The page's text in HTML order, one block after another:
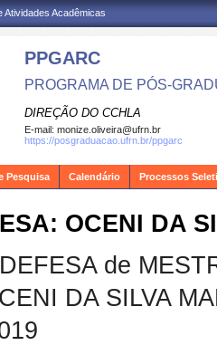
Atividades Acadêmicas
PPGARC
PROGRAMA DE PÓS-
DIREÇÃO DO CCHLA
E-mail: monize.oliveira@ufrn.br
https://posgraduacao.ufrn.br/ppgarc
Pesquisa Calendário Processos
OCENI DA
de
DA SILVA